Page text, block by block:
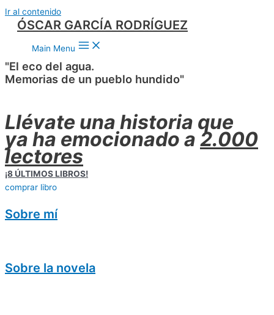
Ir al contenido
ÓSCAR GARCÍA RODRÍGUEZ
Main Menu
"El eco del agua.
Memorias de un pueblo hundido"
Llévate una historia que
ya ha emocionado a 2.000
lectores
¡8 ÚLTIMOS LIBROS!
comprar libro
Sobre mí
Sobre la novela